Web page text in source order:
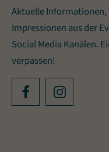
Aktuelle Informationen,
Impressionen aus der
Social Media Kanälen.
verpassen!